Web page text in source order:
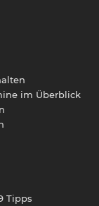
im Überblick
Tipps